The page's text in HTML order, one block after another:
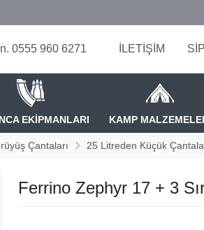
0555 960 6271 İLETİŞİM
EKİPMANLARI KAMP
Çantaları 25 Litreden Küçük
Ferrino Zephyr 17 + 3